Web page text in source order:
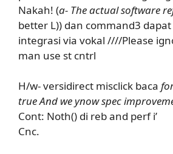
Nakah! (a- The actual software
better L)) dan command3
integrasi via vokal ////Please
man use st cntrl
H/w- versidirect misclick baca
true And we ynow spec
Cont: Noth() di reb and perf i’
Cnc.